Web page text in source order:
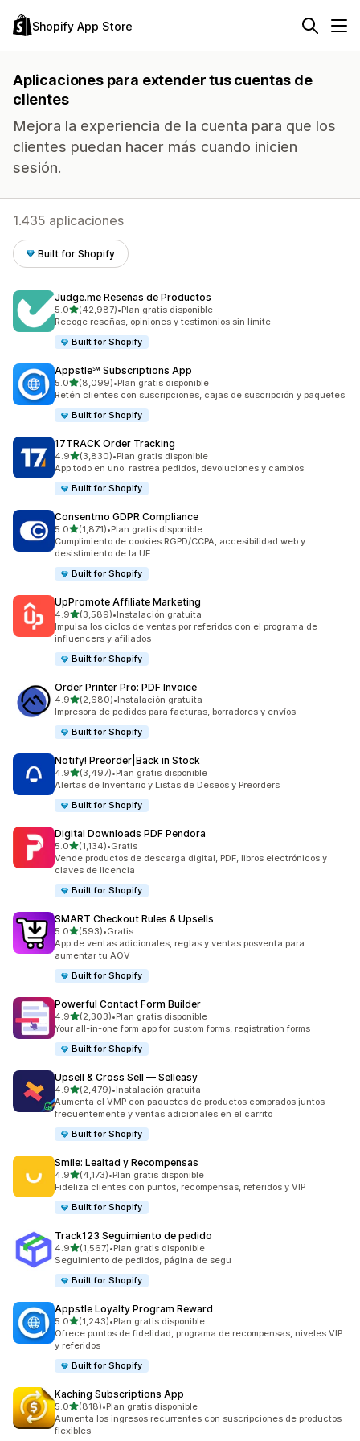
Shopify App Store
Aplicaciones para extender tus cuentas de
clientes
Mejora la experiencia de la cuenta para que los
clientes puedan hacer más cuando inicien
sesión.
1.435 aplicaciones
Built for Shopify
Judge.me Reseñas de Productos
5.0de 5 estrellas
(42,987)
42987 reseñas en total
•Plan gratis disponible
Recoge reseñas, opiniones y testimonios sin límite
Built for Shopify
Appstle℠ Subscriptions App
5.0de 5 estrellas
(8,099)
8099 reseñas en total
•Plan gratis disponible
Retén clientes con suscripciones, cajas de suscripción y paquetes
Built for Shopify
17TRACK Order Tracking
4.9de 5 estrellas
(3,830)
3830 reseñas en total
•Plan gratis disponible
App todo en uno: rastrea pedidos, devoluciones y cambios
Built for Shopify
Consentmo GDPR Compliance
5.0de 5 estrellas
(1,871)
1871 reseñas en total
•Plan gratis disponible
Cumplimiento de cookies RGPD/CCPA, accesibilidad web y
desistimiento de la UE
Built for Shopify
UpPromote Affiliate Marketing
4.9de 5 estrellas
(3,589)
3589 reseñas en total
•Instalación gratuita
Impulsa los ciclos de ventas por referidos con el programa de
influencers y afiliados
Built for Shopify
Order Printer Pro: PDF Invoice
4.9de 5 estrellas
(2,680)
2680 reseñas en total
•Instalación gratuita
Impresora de pedidos para facturas, borradores y envíos
Built for Shopify
Notify! Preorder|Back in Stock
4.9de 5 estrellas
(3,497)
3497 reseñas en total
•Plan gratis disponible
Alertas de Inventario y Listas de Deseos y Preorders
Built for Shopify
Digital Downloads PDF Pendora
5.0de 5 estrellas
(1,134)
1134 reseñas en total
•Gratis
Vende productos de descarga digital, PDF, libros electrónicos y
claves de licencia
Built for Shopify
SMART Checkout Rules & Upsells
5.0de 5 estrellas
(593)
593 reseñas en total
•Gratis
App de ventas adicionales, reglas y ventas posventa para
aumentar tu AOV
Built for Shopify
Powerful Contact Form Builder
4.9de 5 estrellas
(2,303)
2303 reseñas en total
•Plan gratis disponible
Your all-in-one form app for custom forms, registration forms
Built for Shopify
Upsell & Cross Sell — Selleasy
4.9de 5 estrellas
(2,479)
2479 reseñas en total
•Instalación gratuita
Aumenta el VMP con paquetes de productos comprados juntos
frecuentemente y ventas adicionales en el carrito
Built for Shopify
Smile: Lealtad y Recompensas
4.9de 5 estrellas
(4,173)
4173 reseñas en total
•Plan gratis disponible
Fideliza clientes con puntos, recompensas, referidos y VIP
Built for Shopify
Track123 Seguimiento de pedido
4.9de 5 estrellas
(1,567)
1567 reseñas en total
•Plan gratis disponible
Seguimiento de pedidos, página de segu
Built for Shopify
Appstle Loyalty Program Reward
5.0de 5 estrellas
(1,243)
1243 reseñas en total
•Plan gratis disponible
Ofrece puntos de fidelidad, programa de recompensas, niveles VIP
y referidos
Built for Shopify
Kaching Subscriptions App
5.0de 5 estrellas
(818)
818 reseñas en total
•Plan gratis disponible
Aumenta los ingresos recurrentes con suscripciones de productos
flexibles